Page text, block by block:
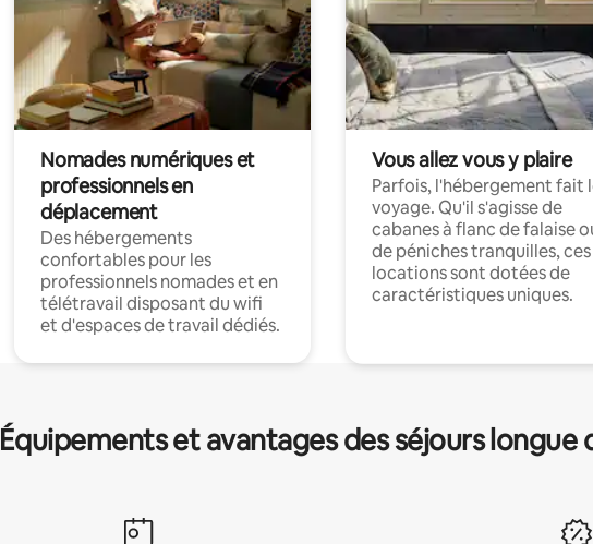
Nomades numériques et
professionnels en
déplacement
Des hébergements
confortables pour les
professionnels nomades et en
télétravail disposant du wifi
et d'espaces de travail dédiés.
Vous allez vous y plaire
Parfois, l'hébergement fait
voyage. Qu'il s'agisse de
cabanes à flanc de falaise
de péniches tranquilles, ces
locations sont dotées de
caractéristiques uniques.
Équipements et avantages des séjours longue